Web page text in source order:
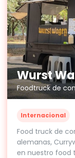
Wurst
Foodtruck de
Internacional
Food truck de
alemanas,
en nuestro food